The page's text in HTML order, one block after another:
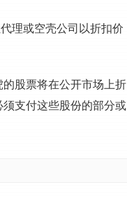
理或空壳公司以折扣价
的股票将在公开市场上折
须支付这些股份的部分或